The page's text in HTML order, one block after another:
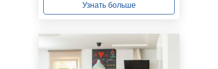
Узнать больше